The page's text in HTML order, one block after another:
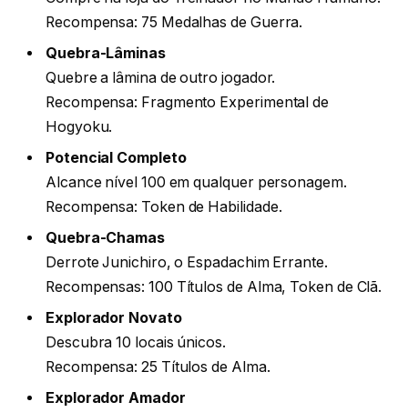
Recompensa: 75 Medalhas de Guerra.
Quebra-Lâminas
Quebre a lâmina de outro jogador.
Recompensa: Fragmento Experimental de
Hogyoku.
Potencial Completo
Alcance nível 100 em qualquer personagem.
Recompensa: Token de Habilidade.
Quebra-Chamas
Derrote Junichiro, o Espadachim Errante.
Recompensas: 100 Títulos de Alma, Token de Clã.
Explorador Novato
Descubra 10 locais únicos.
Recompensa: 25 Títulos de Alma.
Explorador Amador